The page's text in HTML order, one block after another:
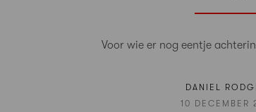
Voor wie er nog eentje
DANIEL
10 DECEMBER